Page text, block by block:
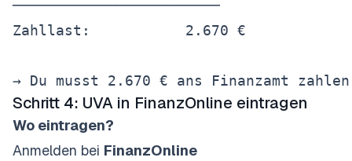
────────────────────────
Zahllast:           2.670 €
Schritt 4: UVA in FinanzOnline eintragen
Wo eintragen?
Anmelden bei FinanzOnline